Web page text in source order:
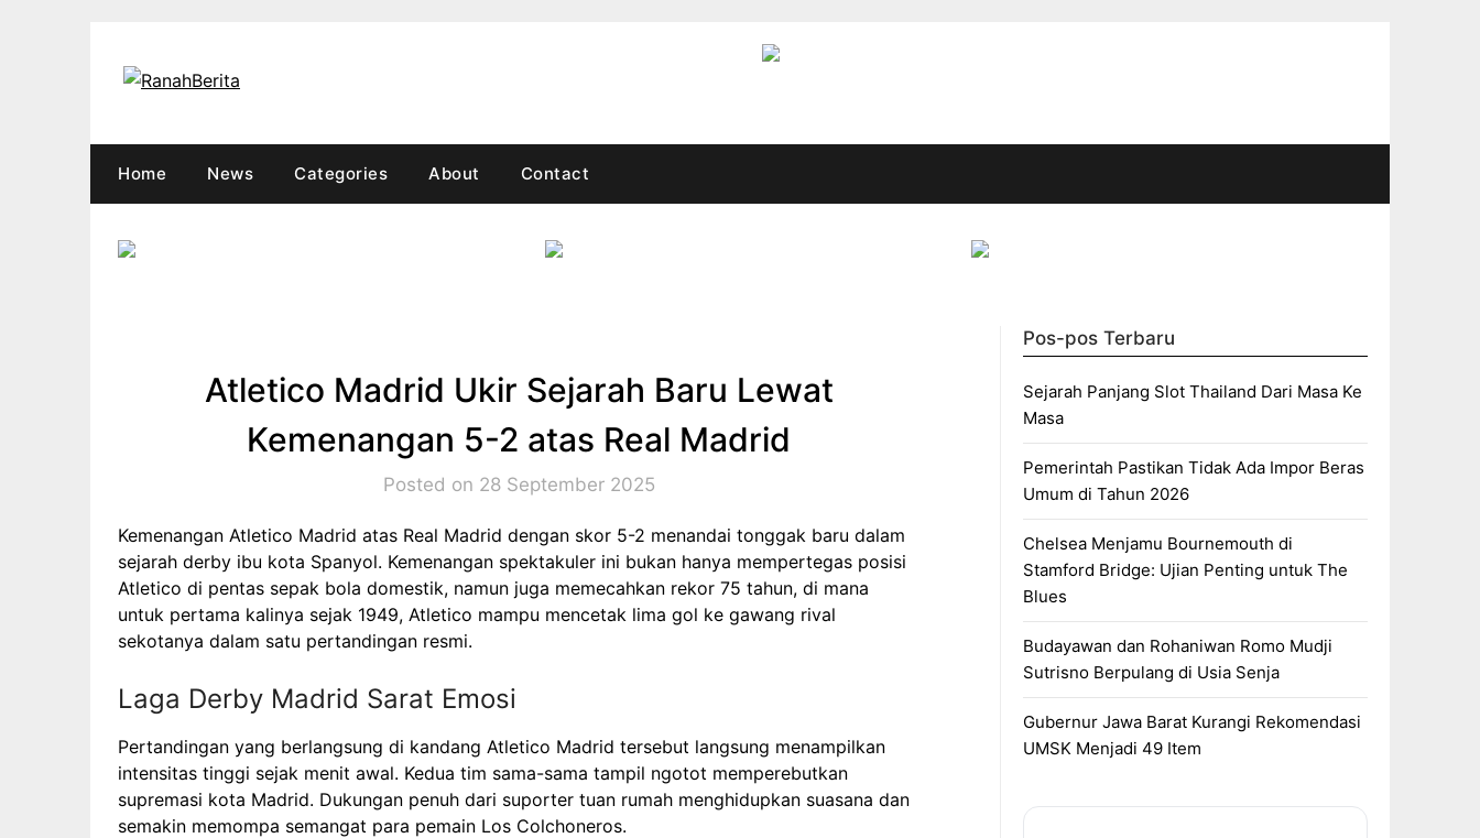
Home News Categories About Contact
Atletico Madrid Ukir Sejarah Baru Lewat
Kemenangan 5-2 atas Real Madrid
Posted on 28 September 2025
Kemenangan Atletico Madrid atas Real Madrid dengan skor 5-2 menandai tonggak baru dalam
sejarah derby ibu kota Spanyol. Kemenangan spektakuler ini bukan hanya mempertegas posisi
Atletico di pentas sepak bola domestik, namun juga memecahkan rekor 75 tahun, di mana
untuk pertama kalinya sejak 1949, Atletico mampu mencetak lima gol ke gawang rival
sekotanya dalam satu pertandingan resmi.
Laga Derby Madrid Sarat Emosi
Pertandingan yang berlangsung di kandang Atletico Madrid tersebut langsung menampilkan
intensitas tinggi sejak menit awal. Kedua tim sama-sama tampil ngotot memperebutkan
supremasi kota Madrid. Dukungan penuh dari suporter tuan rumah menghidupkan suasana dan
semakin memompa semangat para pemain Los Colchoneros.
Pos-pos Terbaru
Sejarah Panjang Slot Thailand Dari Masa Ke
Masa
Pemerintah Pastikan Tidak Ada Impor Beras
Umum di Tahun 2026
Chelsea Menjamu Bournemouth di
Stamford Bridge: Ujian Penting untuk The
Blues
Budayawan dan Rohaniwan Romo Mudji
Sutrisno Berpulang di Usia Senja
Gubernur Jawa Barat Kurangi Rekomendasi
UMSK Menjadi 49 Item